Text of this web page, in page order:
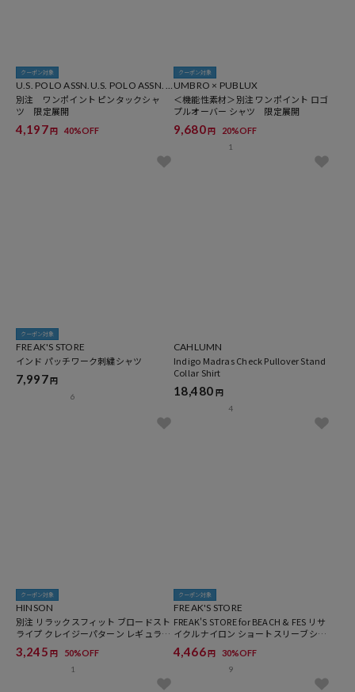
クーポン対象
U.S. POLO ASSN.U.S. POLO ASSN. ×
PUBLUX
別注 ワンポイント ピンタックシャ
ツ 限定展開
4,197 円 40%OFF
クーポン対象
UMBRO × PUBLUX
＜機能性素材＞別注 ワンポイント ロゴ
プルオーバー シャツ 限定展開
9,680 円 20%OFF
1
クーポン対象
FREAK'S STORE
インド パッチワーク刺繍シャツ
7,997 円
6
CAHLUMN
Indigo Madras Check Pullover Stand
Collar Shirt
18,480 円
4
クーポン対象
HINSON
別注 リラックスフィット ブロードスト
ライプ クレイジーパターン レギュラー
カラー ショートスリーブシャツ
3,245 円 50%OFF
1
クーポン対象
FREAK'S STORE
FREAK'S STORE for BEACH & FES リサ
イクルナイロン ショートスリーブシャ
ツ
4,466円 30%OFF
9